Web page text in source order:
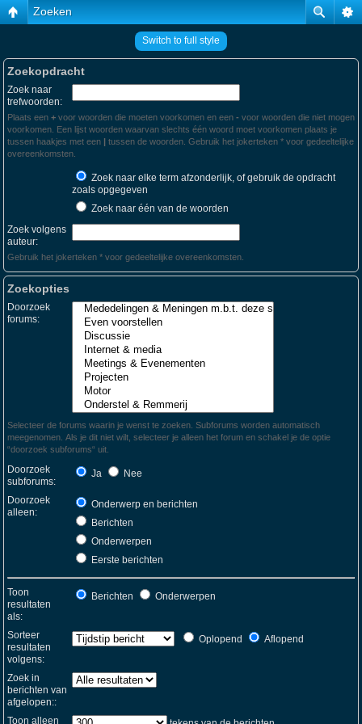
Zoeken
Switch to full style
Zoekopdracht
Zoek naar
trefwoorden:
Plaats een + voor woorden die moeten voorkomen en een - voor woorden die niet mogen
voorkomen. Een lijst woorden waarvan slechts één woord moet voorkomen plaats je
tussen haakjes met een | tussen de woorden. Gebruik het jokerteken * voor gedeeltelijke
overeenkomsten.
Zoek naar elke term afzonderlijk, of gebruik de opdracht
zoals opgegeven
Zoek naar één van de woorden
Zoek volgens
auteur:
Gebruik het jokerteken * voor gedeeltelijke overeenkomsten.
Zoekopties
Doorzoek
forums:
Selecteer de forums waarin je wenst te zoeken. Subforums worden automatisch
meegenomen. Als je dit niet wilt, selecteer je alleen het forum en schakel je de optie
“doorzoek subforums“ uit.
Doorzoek
subforums:
Ja Nee
Doorzoek
alleen:
Onderwerp en berichten
Berichten
Onderwerpen
Eerste berichten
Toon
resultaten
als:
Berichten Onderwerpen
Sorteer
resultaten
volgens:
Oplopend Aflopend
Zoek in
berichten van
afgelopen::
Toon alleen